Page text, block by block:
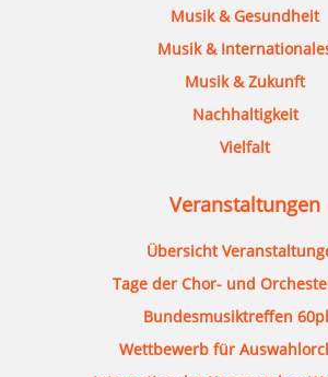
Musik & Gesundheit
Musik &
Musik & Zukunft
Nachhaltigkeit
Vielfalt
Veranstaltungen
Übersicht
Tage der Chor- und
Bundesmusiktreffen
Wettbewerb für